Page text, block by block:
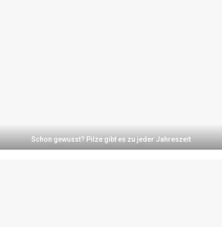
Schon gewusst? Pilze gibt es zu jeder Jahreszeit